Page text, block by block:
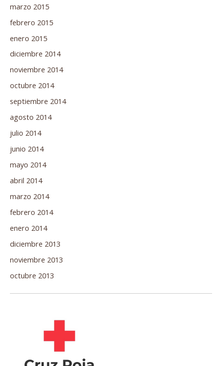
marzo 2015
febrero 2015
enero 2015
diciembre 2014
noviembre 2014
octubre 2014
septiembre 2014
agosto 2014
julio 2014
junio 2014
mayo 2014
abril 2014
marzo 2014
febrero 2014
enero 2014
diciembre 2013
noviembre 2013
octubre 2013